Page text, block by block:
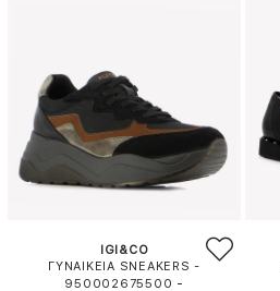
IGI&CO
ΓΥΝΑΙΚΕΙΑ SNEAKERS -
950002675500 -